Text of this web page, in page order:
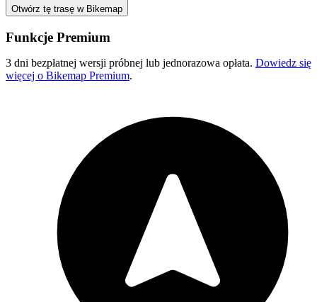
Otwórz tę trasę w Bikemap
Funkcje Premium
3 dni bezpłatnej wersji próbnej lub jednorazowa opłata. Dowiedz się
więcej o Bikemap Premium.